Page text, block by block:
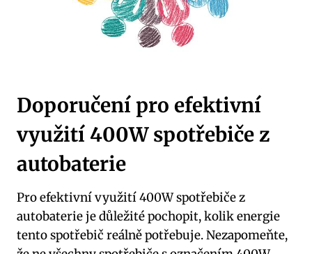
Doporučení pro efektivní
využití 400W spotřebiče z
autobaterie
Pro efektivní využití 400W spotřebiče z
autobaterie je důležité pochopit, kolik energie
tento spotřebič reálně potřebuje. Nezapomeňte,